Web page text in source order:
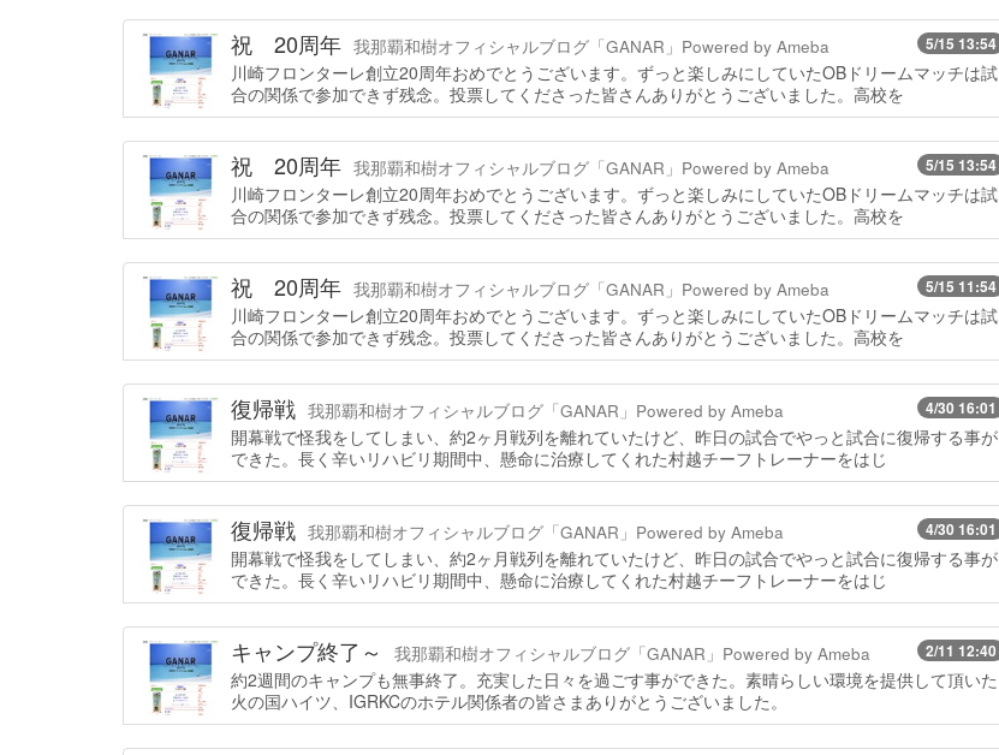
5/15 13:54
祝 20周年 我那覇和樹オフィシャルブログ「GANAR」Powered by Ameba
川崎フロンターレ創立20周年おめでとうございます。ずっと楽しみにしていたOBドリームマッチは試
合の関係で参加できず残念。投票してくださった皆さんありがとうございました。高校を
5/15 13:54
祝 20周年 我那覇和樹オフィシャルブログ「GANAR」Powered by Ameba
川崎フロンターレ創立20周年おめでとうございます。ずっと楽しみにしていたOBドリームマッチは試
合の関係で参加できず残念。投票してくださった皆さんありがとうございました。高校を
5/15 11:54
祝 20周年 我那覇和樹オフィシャルブログ「GANAR」Powered by Ameba
川崎フロンターレ創立20周年おめでとうございます。ずっと楽しみにしていたOBドリームマッチは試
合の関係で参加できず残念。投票してくださった皆さんありがとうございました。高校を
4/30 16:01
復帰戦 我那覇和樹オフィシャルブログ「GANAR」Powered by Ameba
開幕戦で怪我をしてしまい、約2ヶ月戦列を離れていたけど、昨日の試合でやっと試合に復帰する事が
できた。長く辛いリハビリ期間中、懸命に治療してくれた村越チーフトレーナーをはじ
4/30 16:01
復帰戦 我那覇和樹オフィシャルブログ「GANAR」Powered by Ameba
開幕戦で怪我をしてしまい、約2ヶ月戦列を離れていたけど、昨日の試合でやっと試合に復帰する事が
できた。長く辛いリハビリ期間中、懸命に治療してくれた村越チーフトレーナーをはじ
2/11 12:40
キャンプ終了～ 我那覇和樹オフィシャルブログ「GANAR」Powered by Ameba
約2週間のキャンプも無事終了。充実した日々を過ごす事ができた。素晴らしい環境を提供して頂いた
火の国ハイツ、IGRKCのホテル関係者の皆さまありがとうございました。